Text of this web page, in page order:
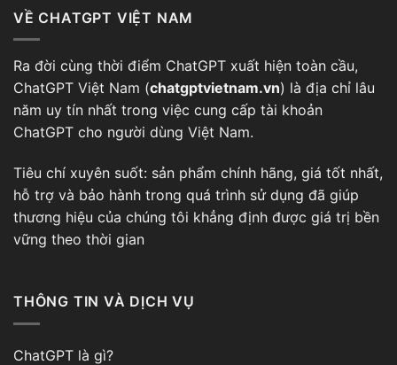
VỀ CHATGPT VIỆT NAM
Ra đời cùng thời điểm ChatGPT xuất hiện toàn cầu,
ChatGPT Việt Nam (chatgptvietnam.vn) là địa chỉ lâu
năm uy tín nhất trong việc cung cấp tài khoản
ChatGPT cho người dùng Việt Nam.
Tiêu chí xuyên suốt: sản phẩm chính hãng, giá tốt nhất,
hỗ trợ và bảo hành trong quá trình sử dụng đã giúp
thương hiệu của chúng tôi khẳng định được giá trị bền
vững theo thời gian
THÔNG TIN VÀ DỊCH VỤ
ChatGPT là gì?